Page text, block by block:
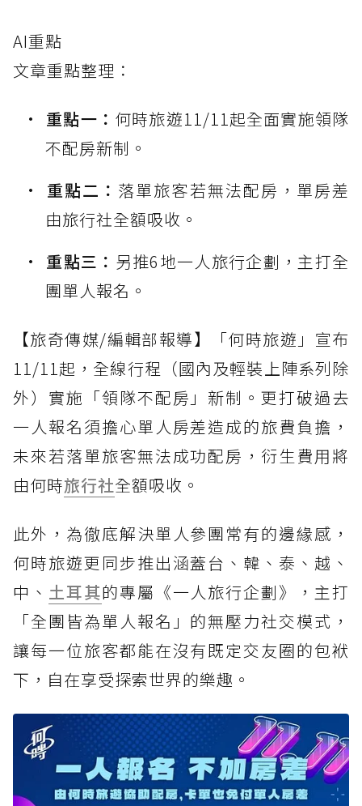
AI重點
文章重點整理：
重點一： 何時旅遊11/11起全面實施領隊
不配房新制。
重點二： 落單旅客若無法配房，單房差
由旅行社全額吸收。
重點三： 另推6地一人旅行企劃，主打全
團單人報名。
【旅奇傳媒/編輯部報導】「何時旅遊」宣布
11/11起，全線行程（國內及輕裝上陣系列除
外）實施「領隊不配房」新制。更打破過去
一人報名須擔心單人房差造成的旅費負擔，
未來若落單旅客無法成功配房，衍生費用將
由何時旅行社全額吸收。
此外，為徹底解決單人參團常有的邊緣感，
何時旅遊更同步推出涵蓋台、韓、泰、越、
中、 土耳其的專屬《一人旅行企劃》，主打
「全團皆為單人報名」的無壓力社交模式，
讓每一位旅客都能在沒有既定交友圈的包袱
下，自在享受探索世界的樂趣。